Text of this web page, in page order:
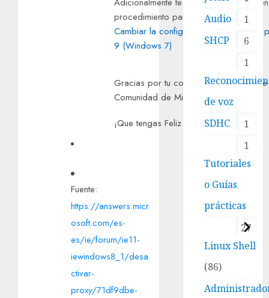
procedimiento para
Cambiar la configuración del servidor
9 (Windows 7)
Gracias por tu consulta y recuerda
Comunidad de Microsoft.
¡Que tengas Feliz día
Ernesto! : )
Fuente:
https://answers.micr
osoft.com/es-
es/ie/forum/ie11-
iewindows8_1/desa
ctivar-
proxy/71df9dbe-
1
Audio
6
SHCP
1
de voz
1
SDHC
1
Tutoriales
o Guías
prácticas
27
Linux Shell
86